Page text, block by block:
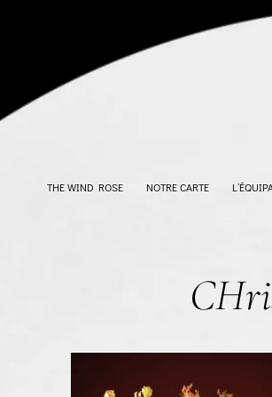
THE WIND ROSE NOTRE CARTE